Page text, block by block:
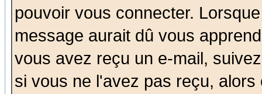
pouvoir vous connecter.
message aurait dû vous
vous avez reçu un e-mail,
si vous ne l'avez pas reçu,